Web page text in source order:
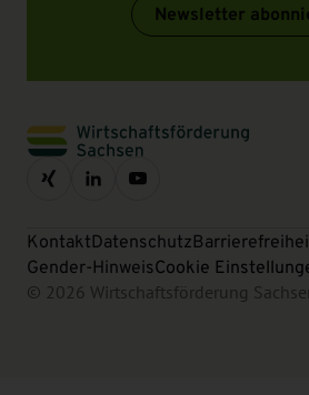
Newsletter
KontaktDatenschutz
Gender-HinweisCookie
© 2026 Wirtschaftsförderung